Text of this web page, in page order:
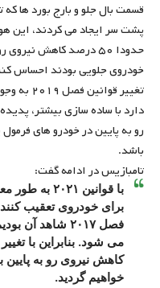
قسمت بال جلو و بارج بورد ها
پشت سر ایجاد می کردند، این
حدودا ۵۰ درصد کاهش
خودروی جلویی بودند احساس
تغییر
دارد با ساده سازی بیشتر،
باشد.
تامبازیس در ادامه گفت:
با قوانین
می شود. بنابراین با
کاهش نیروی رو به
خواهیم گردید.